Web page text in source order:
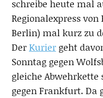
schreibe heute mal
Regionalexpress
Berlin) mal kurz zu
DerKuriergeht
Sonntag gegen
gleiche Abwehrkette
gegen Frankfurt. Da